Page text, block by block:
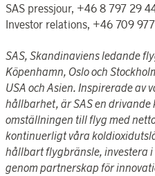
SAS pressjour, +46 8 797 29
Investor relations, +46 709
SAS, Skandinaviens ledande
Köpenhamn, Oslo och
USA och Asien. Inspirerade av
hållbarhet, är SAS en
omställningen till flyg med
kontinuerligt våra
hållbart flygbränsle, investera
genom partnerskap för